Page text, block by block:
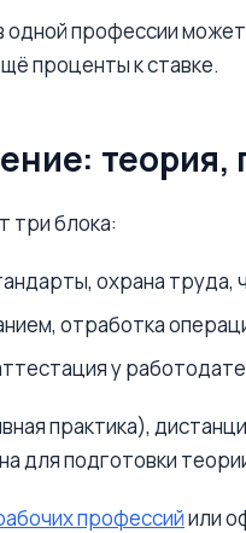
одной профессии
проценты к ставке.
три блока:
охрана труда,
отработка
у
практика),
для подготовки
профессийили